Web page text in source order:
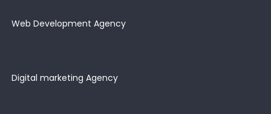
Web Development Agency
Digital marketing Agency